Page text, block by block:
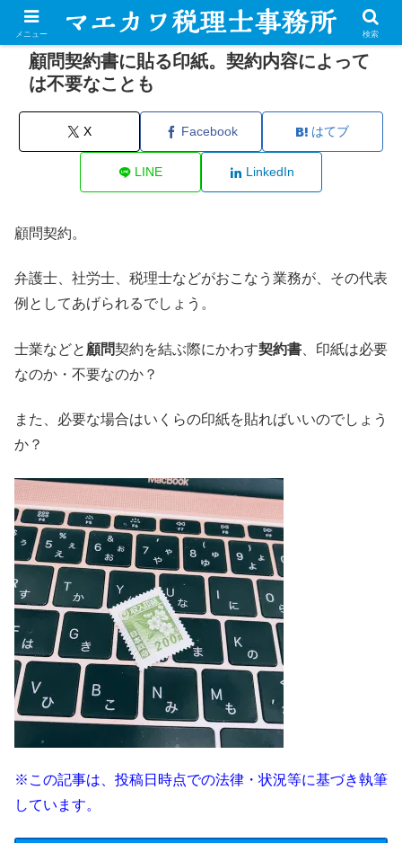
顧問契約書に貼る印紙。契約内容によって
は不要なことも
X Facebook はてブ
LINE LinkedIn
顧問契約。
弁護士、社労士、税理士などがおこなう業務が、その代表
例としてあげられるでしょう。
士業などと 顧問契約を結ぶ際にかわす契約書 、印紙は必要
なのか・不要なのか？
また、必要な場合はいくらの印紙を貼ればいいのでしょう
か？
※この記事は、投稿日時点での法律・状況等に基づき執筆
しています。
メニュー 検索